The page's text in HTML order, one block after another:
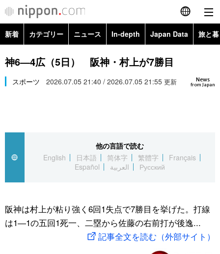
English
简体字
繁體字
العربية
社会
旅と暮らし
新着 カテゴリー ニュース In-depth Japan Data 旅と
政治・外交
経済・ビジネス
社会
文化
科学・技術
暮らし
Images
お知らせ
神6―4広（5日） 阪神・村上が7勝目
News
from Japan
スポーツ 2026.07.05 21:40 / 2026.07.05 21:55 更新
他の言語で読む
English
日本語 简体字 繁體字
Français
Español
العربية Русский
阪神は村上が粘り強く6回1失点で7勝目を挙げた。打線
は1―1の五回1死一、二塁から佐藤の右前打が後逸...
記事全文を読む（外部サイト）